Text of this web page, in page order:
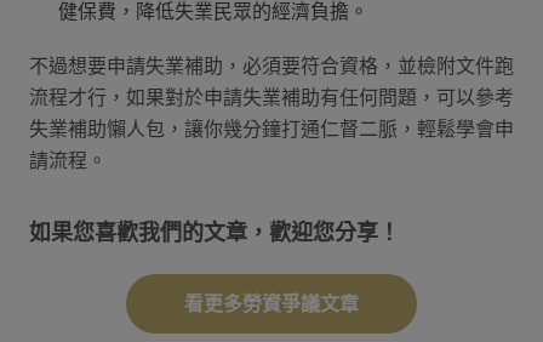
健保費，降低失業民眾的經濟負擔。
不過想要申請失業補助，必須要符合資格，並檢附文件跑
流程才行，如果對於申請失業補助有任何問題，可以參考
失業補助懶人包，讓你幾分鐘打通仁督二脈，輕鬆學會申
請流程。
如果您喜歡我們的文章，歡迎您分享！
看更多勞資爭議文章